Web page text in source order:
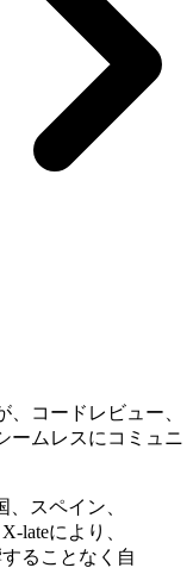
コードレビュー、
ームレスにコミュニ
スペイン、
lateにより、
ることなく自